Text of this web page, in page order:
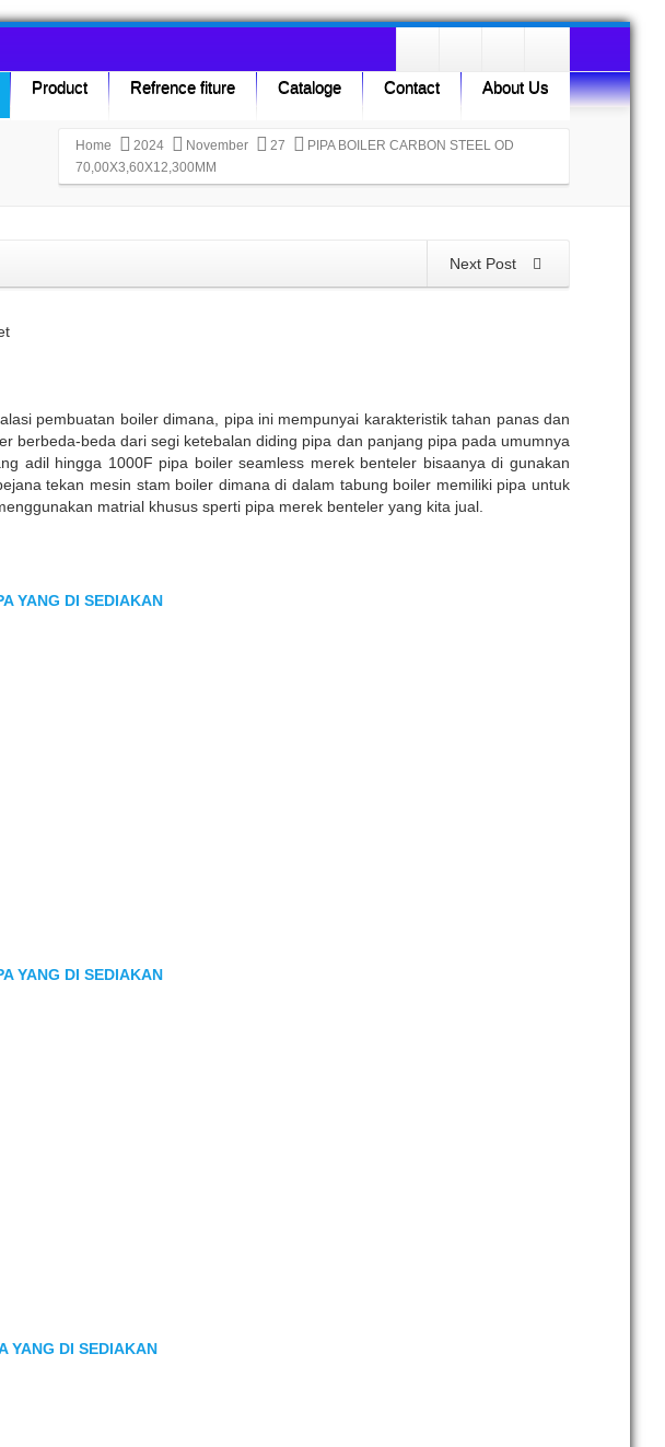
Product Refrence fiture Cataloge Contact About Us
Home 2024 November 27
PIPA BOILER CARBON STEEL OD
70,00X3,60X12,300MM
Next Post
pembuatan boiler dimana, pipa ini mempunyai karakteristik tahan panas dan
berbeda-beda dari segi ketebalan diding pipa dan panjang pipa pada umumnya
adil hingga 1000F pipa boiler seamless merek benteler bisaanya di gunakan
tekan mesin stam boiler dimana di dalam tabung boiler memiliki pipa untuk
matrial khusus sperti pipa merek benteler yang kita jual.
YANG DI SEDIAKAN
YANG DI SEDIAKAN
YANG DI SEDIAKAN